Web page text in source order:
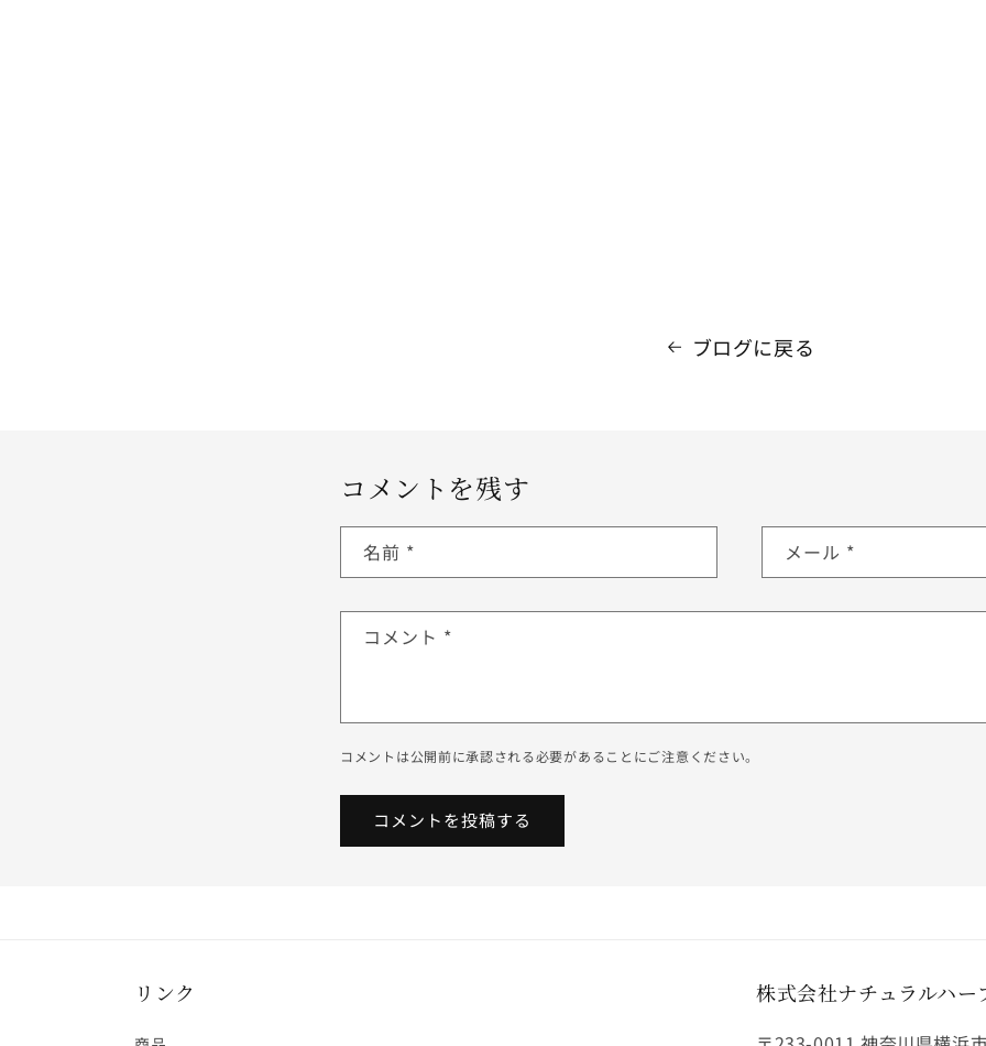
ブログに戻る
コメントを残す
名前 * メール *
コメント *
コメントは公開前に承認される必要があることにご注意ください。
リンク 株式会社ナチュラルハー